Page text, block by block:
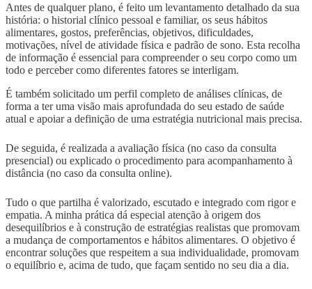
Antes de qualquer plano, é feito um levantamento detalhado da sua
história: o historial clínico pessoal e familiar, os seus hábitos
alimentares, gostos, preferências, objetivos, dificuldades,
motivações, nível de atividade física e padrão de sono. Esta recolha
de informação é essencial para compreender o seu corpo como um
todo e perceber como diferentes fatores se interligam.
É também solicitado um perfil completo de análises clínicas, de
forma a ter uma visão mais aprofundada do seu estado de saúde
atual e apoiar a definição de uma estratégia nutricional mais precisa.
De seguida, é realizada a avaliação física (no caso da consulta
presencial) ou explicado o procedimento para acompanhamento à
distância (no caso da consulta online).
Tudo o que partilha é valorizado, escutado e integrado com rigor e
empatia. A minha prática dá especial atenção à origem dos
desequilíbrios e à construção de estratégias realistas que promovam
a mudança de comportamentos e hábitos alimentares. O objetivo é
encontrar soluções que respeitem a sua individualidade, promovam
o equilíbrio e, acima de tudo, que façam sentido no seu dia a dia.